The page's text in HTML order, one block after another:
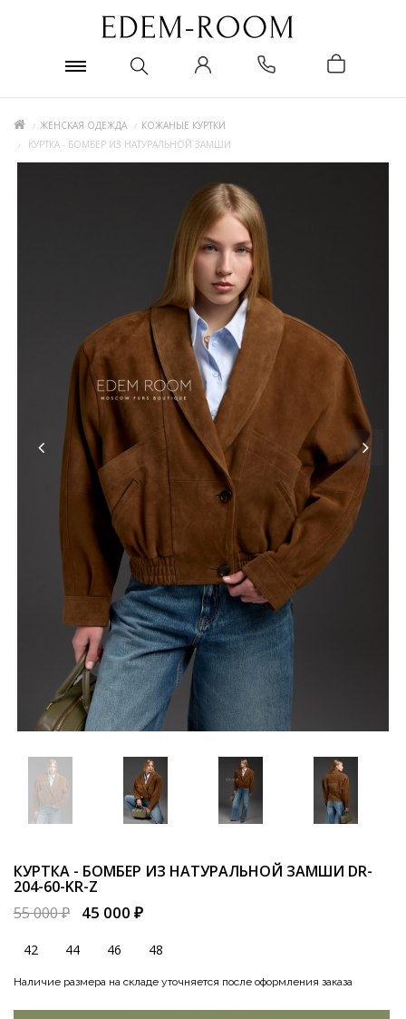
ЖЕНСКАЯ ОДЕЖДА
КОЖАНЫЕ КУРТКИ
КУРТКА - БОМБЕР ИЗ НАТУРАЛЬНОЙ ЗАМШИ
КУРТКА - БОМБЕР ИЗ НАТУРАЛЬНОЙ ЗАМШИ DR-
204-60-KR-Z
55 000 ₽
45 000 ₽
42 44 46 48
Наличие размера на складе уточняется после оформления заказа